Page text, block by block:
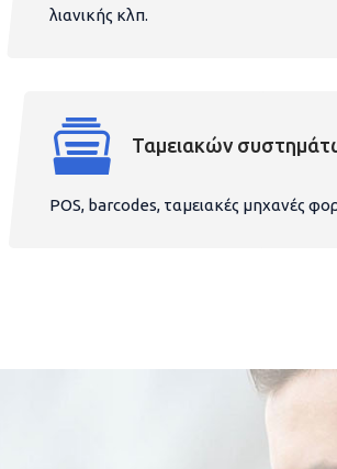
λιανικής κλπ.
Ταμειακών
POS, barcodes, ταμειακές μηχανές